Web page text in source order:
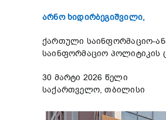
არნო ხიდირბეგიშვილი,
ქართული საინფორმაციო-
საინფორმაციო პოლიტიკის
30 მარტი 2026 წელი
საქართველო, თბილისი